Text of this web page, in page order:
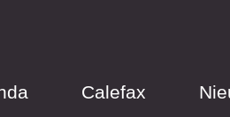
Calefax